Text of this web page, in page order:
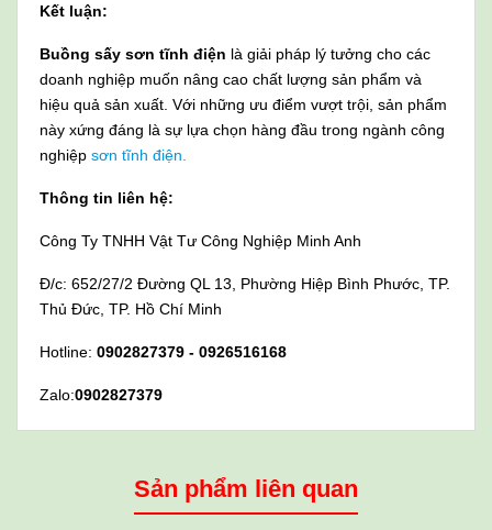
Kết luận:
Buồng sấy sơn tĩnh điện là giải pháp lý tưởng cho các
doanh nghiệp muốn nâng cao chất lượng sản phẩm và
hiệu quả sản xuất. Với những ưu điểm vượt trội, sản phẩm
này xứng đáng là sự lựa chọn hàng đầu trong ngành công
nghiệp sơn tĩnh điện.
Thông tin liên hệ:
Công Ty TNHH Vật Tư Công Nghiệp Minh Anh
Đ/c: 652/27/2 Đường QL 13, Phường Hiệp Bình Phước, TP.
Thủ Đức, TP. Hồ Chí Minh
Hotline: 0902827379 - 0926516168
Zalo:0902827379
Sản phẩm liên quan